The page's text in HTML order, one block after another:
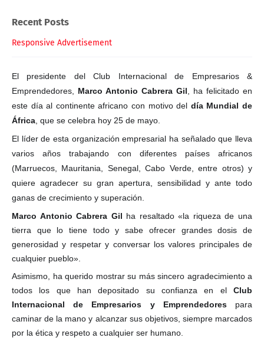
Recent Posts
Responsive Advertisement
El presidente del Club Internacional de Empresarios &
Emprendedores, Marco Antonio Cabrera Gil , ha felicitado en
este día al continente africano con motivo del día Mundial de
África , que se celebra hoy 25 de mayo.
El líder de esta organización empresarial ha señalado que lleva
varios años trabajando con diferentes países africanos
(Marruecos, Mauritania, Senegal, Cabo Verde, entre otros) y
quiere agradecer su gran apertura, sensibilidad y ante todo
ganas de crecimiento y superación.
Marco Antonio Cabrera Gil ha resaltado «la riqueza de una
tierra que lo tiene todo y sabe ofrecer grandes dosis de
generosidad y respetar y conversar los valores principales de
cualquier pueblo».
Asimismo, ha querido mostrar su más sincero agradecimiento a
todos los que han depositado su confianza en el Club
Internacional de Empresarios y Emprendedorespara
caminar de la mano y alcanzar sus objetivos, siempre marcados
por la ética y respeto a cualquier ser humano.